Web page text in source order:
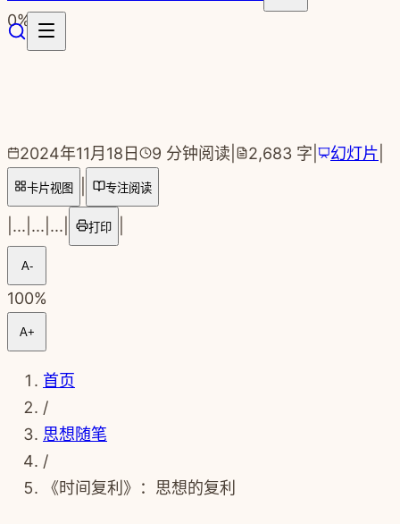
跳转到主要内容
0%
2024年11月18日 9 分钟阅读 2,683 字 幻灯片
卡片视图 专注阅读
... ... ... 打印
A-
100%
A+
首页
/
思想随笔
/
《时间复利》：思想的复利